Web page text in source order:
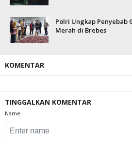
Polri Ungkap Penyebab
Merah di Brebes
KOMENTAR
TINGGALKAN KOMENTAR
Name